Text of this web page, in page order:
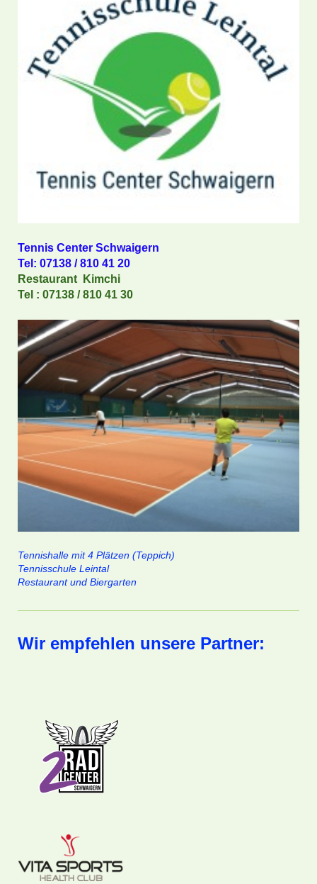
Tennis Center Schwaigern
Tel: 07138 / 810 41 20
Restaurant Kimchi
Tel : 07138 / 810 41 30
Tennishalle mit 4 Plätzen (Teppich)
Tennisschule Leintal
Restaurant und Biergarten
Wir empfehlen unsere Partner: